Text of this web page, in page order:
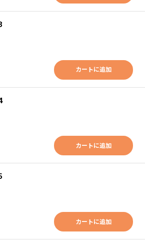
カートに追加
カートに追加
カートに追加